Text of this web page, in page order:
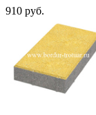
910 руб.